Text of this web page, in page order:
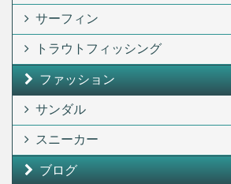
サーフィン
トラウトフィッシング
ファッション
サンダル
スニーカー
ブログ